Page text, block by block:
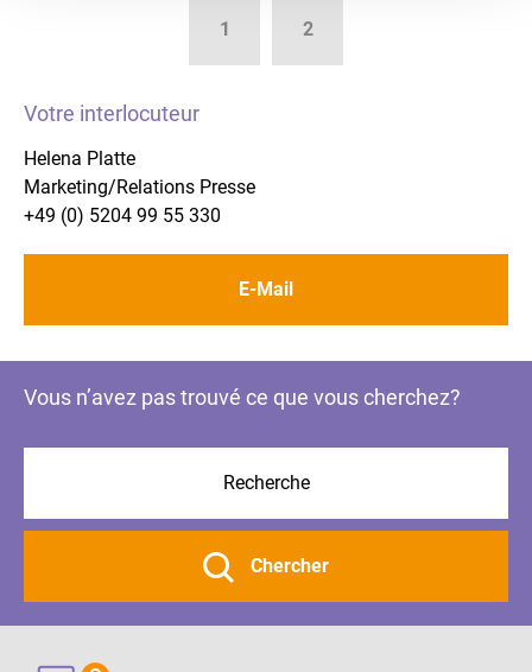
1 2
Votre interlocuteur
Helena Platte
Marketing/Relations Presse
+49 (0) 5204 99 55 330
E-Mail
Vous n’avez pas trouvé ce que vous cherchez?
Chercher